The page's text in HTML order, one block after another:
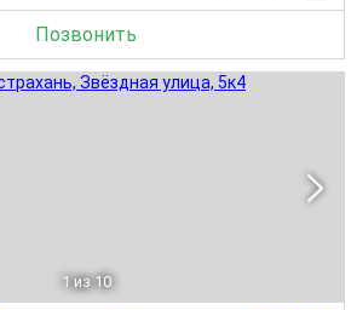
Позвонить
1 из 10